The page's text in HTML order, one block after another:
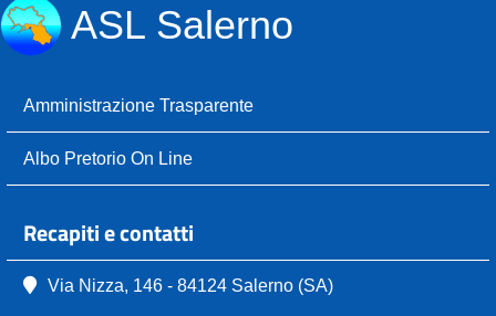
ASL Salerno
Amministrazione Trasparente
Albo Pretorio On Line
Recapiti e contatti
Via Nizza, 146 - 84124 Salerno (SA)